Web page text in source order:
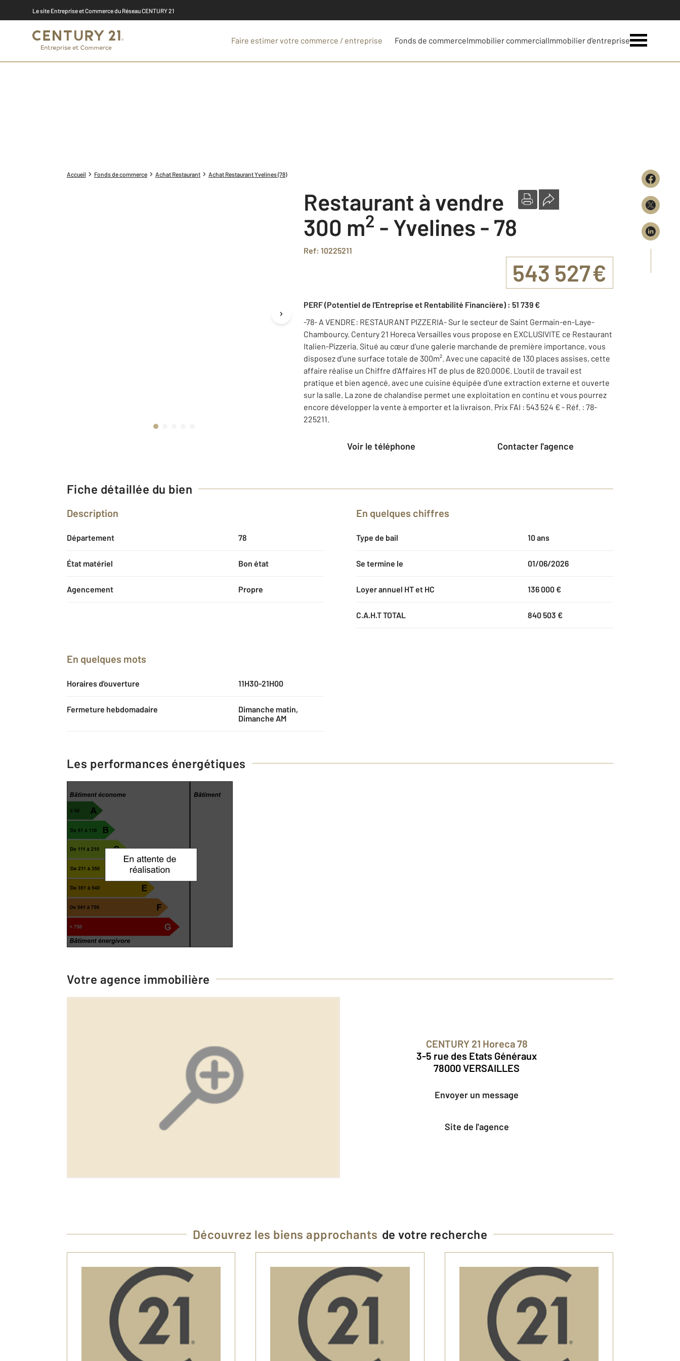
Le site Entreprise et Commerce du Réseau CENTURY 21
Faire estimer votre commerce / entreprise Fonds de commerceImmobilier commercialImmobilier d'entreprise
Accueil Fonds de commerce Achat Restaurant Achat Restaurant Yvelines (78)
Restaurant à vendre
300 m2 - Yvelines - 78
Ref: 10225211
543 527 €
PERF (Potentiel de l'Entreprise et Rentabilité Financière) : 51 739 €
-78- A VENDRE: RESTAURANT PIZZERIA- Sur le secteur de Saint Germain-en-Laye-
Chambourcy. Century 21 Horeca Versailles vous propose en EXCLUSIVITE ce Restaurant
Italien-Pizzeria. Situé au cœur d'une galerie marchande de première importance, vous
disposez d'une surface totale de 300m². Avec une capacité de 130 places assises, cette
affaire réalise un Chiffre d'Affaires HT de plus de 820.000€. L'outil de travail est
pratique et bien agencé, avec une cuisine équipée d'une extraction externe et ouverte
sur la salle. La zone de chalandise permet une exploitation en continu et vous pourrez
encore développer la vente à emporter et la livraison. Prix FAI : 543 524 € - Réf. : 78-
225211.
Voir le téléphone Contacter l'agence
Fiche détaillée du bien
Description
Département 78
État matériel Bon état
Agencement Propre
En quelques chiffres
Type de bail 10 ans
Se termine le 01/06/2026
Loyer annuel HT et HC 136 000 €
C.A.H.T TOTAL 840 503 €
En quelques mots
Horaires d'ouverture 11H30-21H00
Fermeture hebdomadaire
Dimanche matin,
Dimanche AM
Les performances énergétiques
Votre agence immobilière
CENTURY 21 Horeca 78
3-5 rue des Etats Généraux
78000 VERSAILLES
Envoyer un message
Site de l'agence
Découvrez les biens approchants de votre recherche